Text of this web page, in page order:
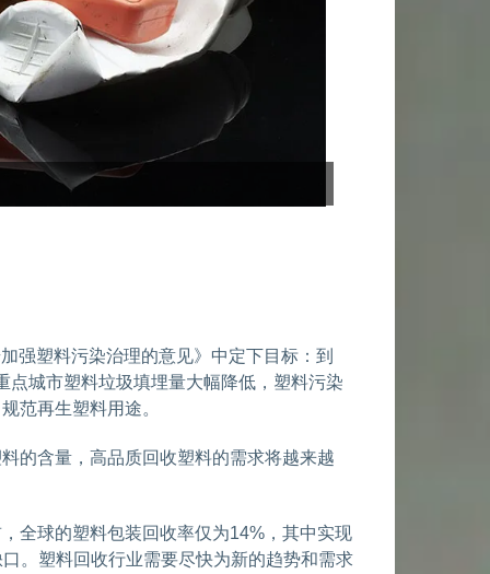
强塑料污染治理的意见》中定下目标：到
城市塑料垃圾填埋量大幅降低，塑料污染
范再生塑料用途。
的含量，高品质回收塑料的需求将越来越
全球的塑料包装回收率仅为14%，其中实现
。塑料回收行业需要尽快为新的趋势和需求